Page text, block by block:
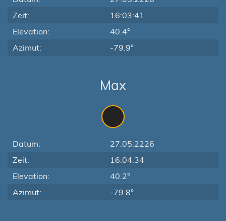
Zeit:
16:03:41
Elevation:
40.4°
Azimut:
-79.9°
Max
Datum:
27.05.2226
Zeit:
16:04:34
Elevation:
40.2°
Azimut:
-79.8°